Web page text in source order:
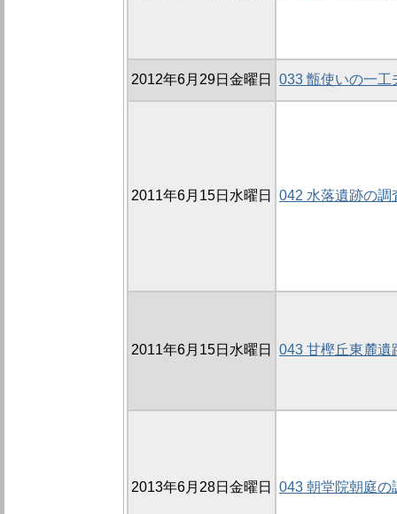
2012年6月29日金曜日 033 甑使いの一
2011年6月15日水曜日 042 水落遺跡の調
2011年6月15日水曜日 043 甘樫丘東麓遺
2013年6月28日金曜日 043 朝堂院朝庭の